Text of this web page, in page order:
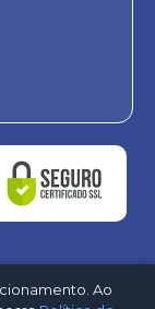
Ao